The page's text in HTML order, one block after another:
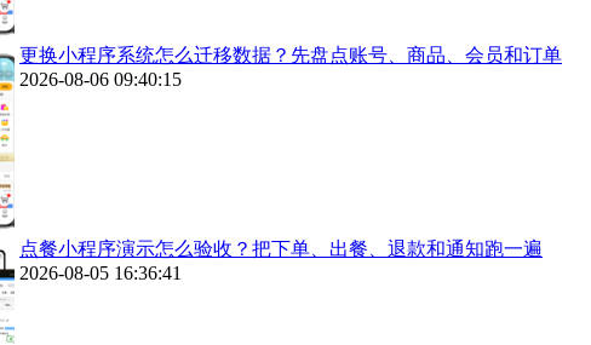
更换小程序系统怎么迁移数据？先盘点账号、商品、会员和订单
2026-08-06 09:40:15
点餐小程序演示怎么验收？把下单、出餐、退款和通知跑一遍
2026-08-05 16:36:41